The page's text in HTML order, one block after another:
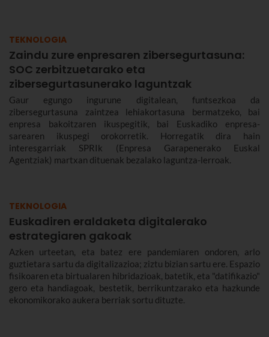
TEKNOLOGIA
Zaindu zure enpresaren zibersegurtasuna:
SOC zerbitzuetarako eta
zibersegurtasunerako laguntzak
Gaur egungo ingurune digitalean, funtsezkoa da
zibersegurtasuna zaintzea lehiakortasuna bermatzeko, bai
enpresa bakoitzaren ikuspegitik, bai Euskadiko enpresa-
sarearen ikuspegi orokorretik. Horregatik dira hain
interesgarriak SPRIk (Enpresa Garapenerako Euskal
Agentziak) martxan dituenak bezalako laguntza-lerroak.
TEKNOLOGIA
Euskadiren eraldaketa digitalerako
estrategiaren gakoak
Azken urteetan, eta batez ere pandemiaren ondoren, arlo
guztietara sartu da digitalizazioa; ziztu bizian sartu ere. Espazio
fisikoaren eta birtualaren hibridazioak, batetik, eta "datifikazio"
gero eta handiagoak, bestetik, berrikuntzarako eta hazkunde
ekonomikorako aukera berriak sortu dituzte.